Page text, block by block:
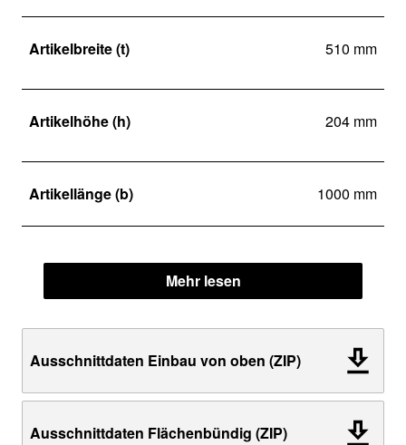
Artikelbreite (t) 510 mm
Artikelhöhe (h) 204 mm
Artikellänge (b) 1000 mm
Mehr lesen
Ausschnittdaten Einbau von oben (ZIP)
Ausschnittdaten Flächenbündig (ZIP)